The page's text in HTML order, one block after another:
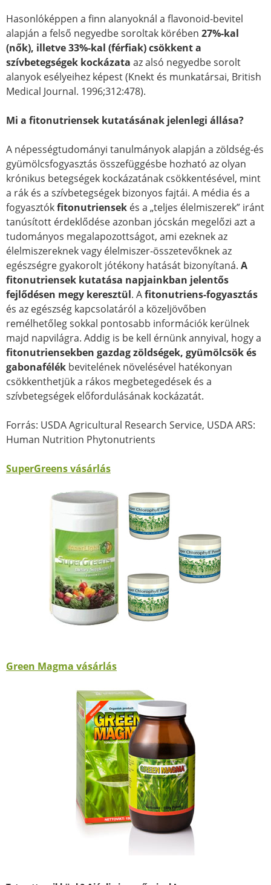
Hasonlóképpen a finn alanyoknál a flavonoid-bevitel
alapján a felső negyedbe soroltak körében 27%-kal
(nők), illetve 33%-kal (férfiak) csökkent a
szívbetegségek kockázata az alsó negyedbe sorolt
alanyok esélyeihez képest (Knekt és munkatársai, British
Medical Journal. 1996;312:478).
Mi a fitonutriensek kutatásának jelenlegi állása?
A népességtudományi tanulmányok alapján a zöldség-és
gyümölcsfogyasztás összefüggésbe hozható az olyan
krónikus betegségek kockázatának csökkentésével, mint
a rák és a szívbetegségek bizonyos fajtái. A média és a
fogyasztókfitonutriensek és a „teljes élelmiszerek” iránt
tanúsított érdeklődése azonban jócskán megelőzi azt a
tudományos megalapozottságot, ami ezeknek az
élelmiszereknek vagy élelmiszer-összetevőknek az
egészségre gyakorolt jótékony hatását bizonyítaná. A
fitonutriensek kutatása napjainkban jelentős
fejlődésen megy keresztül. Afitonutriens-fogyasztás
és az egészség kapcsolatáról a közeljövőben
remélhetőleg sokkal pontosabb információk kerülnek
majd napvilágra. Addig is be kell érnünk annyival, hogy a
fitonutriensekben gazdag zöldségek, gyümölcsök és
gabonafélék bevitelének növelésével hatékonyan
csökkenthetjük a rákos megbetegedések és a
szívbetegségek előfordulásának kockázatát.
Forrás: USDA Agricultural Research Service, USDA ARS:
Human Nutrition Phytonutrients
SuperGreens vásárlás
Green Magma vásárlás